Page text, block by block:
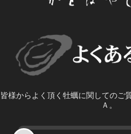
皆様からよく頂く牡蠣に関してのご
Ａ。